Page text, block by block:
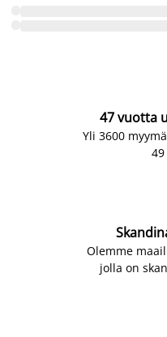
47 vuotta
Yli 3600
Olemme
jolla on